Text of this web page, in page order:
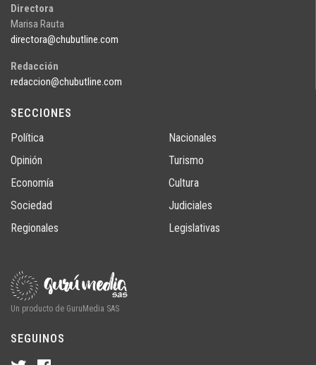
Directora
Marisa Rauta
directora@chubutline.com
Redacción
redaccion@chubutline.com
SECCIONES
Política
Opinión
Economía
Sociedad
Regionales
Nacionales
Turismo
Cultura
Judiciales
Legislativas
Un producto de GuruMedia SAS
SEGUINOS